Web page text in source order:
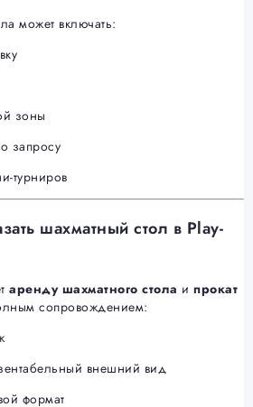
может включать:
зоны
запросу
турниров
шахматный стол в Play-
аренду шахматного стола и прокат
сопровождением:
внешний вид
формат